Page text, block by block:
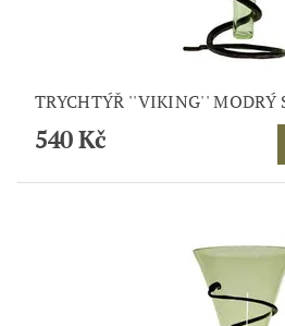
TRYCHTÝŘ ''VIKING'' MODRÝ
540 Kč